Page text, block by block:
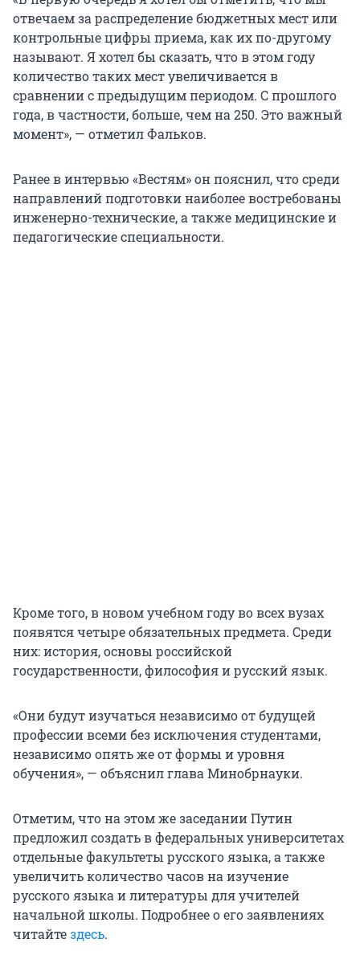
отвечаем за распределение бюджетных мест или
контрольные цифры приема, как их по-другому
называют. Я хотел бы сказать, что в этом году
количество таких мест увеличивается в
сравнении с предыдущим периодом. С прошлого
года, в частности, больше, чем на 250. Это важный
момент», — отметил Фальков.
Ранее в интервью «Вестям» он пояснил, что среди
направлений подготовки наиболее востребованы
инженерно-технические, а также медицинские и
педагогические специальности.
Кроме того, в новом учебном году во всех вузах
появятся четыре обязательных предмета. Среди
них: история, основы российской
государственности, философия и русский язык.
«Они будут изучаться независимо от будущей
профессии всеми без исключения студентами,
независимо опять же от формы и уровня
обучения», — объяснил глава Минобрнауки.
Отметим, что на этом же заседании Путин
предложил создать в федеральных университетах
отдельные факультеты русского языка, а также
увеличить количество часов на изучение
русского языка и литературы для учителей
начальной школы. Подробнее о его заявлениях
читайтездесь.